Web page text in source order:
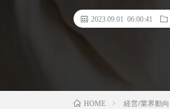
2023.09.01 06:00:41
HOME 経営/業界動向